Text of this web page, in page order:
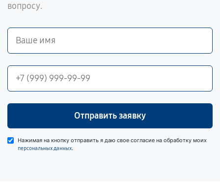
вопросу.
Отправить заявку
Нажимая на кнопку отправить я даю свое согласие на обработку моих
персональных данных.